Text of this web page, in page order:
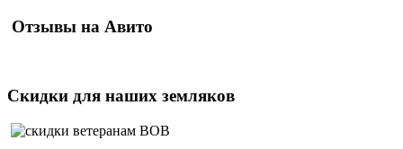
Отзывы на Авито
Скидки для наших земляков